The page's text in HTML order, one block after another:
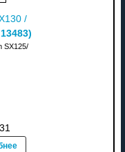
/
13483)
SX125/
31